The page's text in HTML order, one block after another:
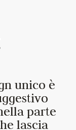
unico è
parte
lascia